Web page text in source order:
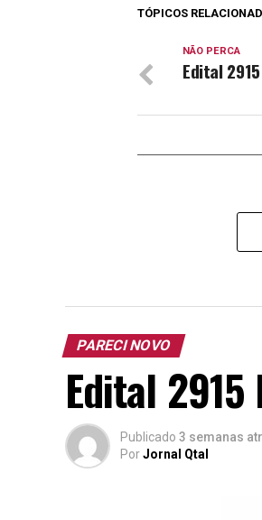
TÓPICOS
NÃO PERCA
Edital
PARECI NOVO
Edital 2915
Publicado 3 semanas
PorJornal Qtal